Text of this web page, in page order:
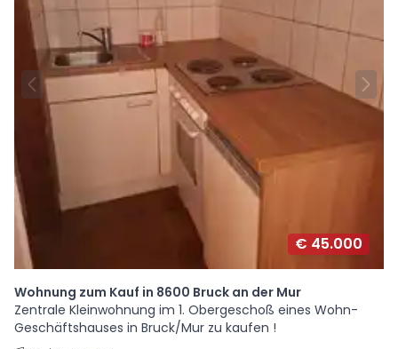
€ 45.000
Wohnung zum Kauf in 8600 Bruck an der Mur
Zentrale Kleinwohnung im 1. Obergeschoß eines Wohn-
Geschäftshauses in Bruck/Mur zu kaufen !